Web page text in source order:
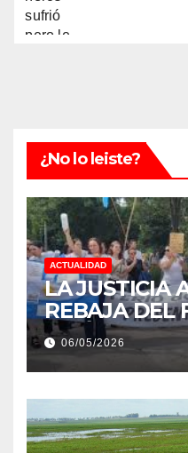
¿No lo leiste?
ACTUALIDAD
LA JUSTICIA
REBAJA DEL
ESTÍMULO A
PRODUCCIÓN
PROVINCIA
06/05/2026